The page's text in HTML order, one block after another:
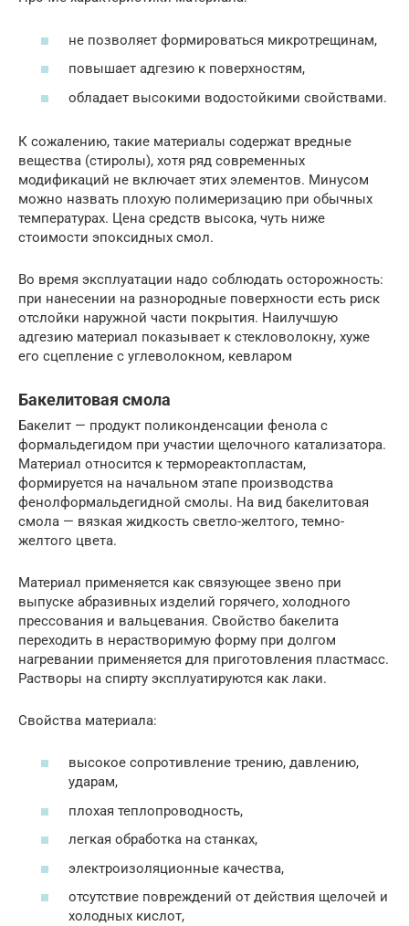
не позволяет формироваться микротрещинам,
повышает адгезию к поверхностям,
обладает высокими водостойкими свойствами.
К сожалению, такие материалы содержат вредные
вещества (стиролы), хотя ряд современных
модификаций не включает этих элементов. Минусом
можно назвать плохую полимеризацию при обычных
температурах. Цена средств высока, чуть ниже
стоимости эпоксидных смол.
Во время эксплуатации надо соблюдать осторожность:
при нанесении на разнородные поверхности есть риск
отслойки наружной части покрытия. Наилучшую
адгезию материал показывает к стекловолокну, хуже
его сцепление с углеволокном, кевларом
Бакелитовая смола
Бакелит — продукт поликонденсации фенола с
формальдегидом при участии щелочного катализатора.
Материал относится к термореактопластам,
формируется на начальном этапе производства
фенолформальдегидной смолы. На вид бакелитовая
смола — вязкая жидкость светло-желтого, темно-
желтого цвета.
Материал применяется как связующее звено при
выпуске абразивных изделий горячего, холодного
прессования и вальцевания. Свойство бакелита
переходить в нерастворимую форму при долгом
нагревании применяется для приготовления пластмасс.
Растворы на спирту эксплуатируются как лаки.
Свойства материала:
высокое сопротивление трению, давлению,
ударам,
плохая теплопроводность,
легкая обработка на станках,
электроизоляционные качества,
отсутствие повреждений от действия щелочей и
холодных кислот,